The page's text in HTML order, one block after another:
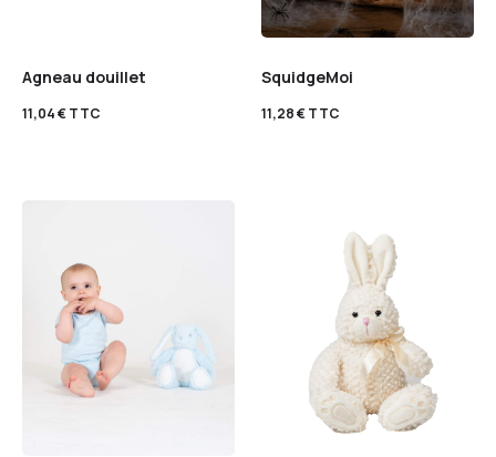
Agneau douillet
11,04€TTC
SquidgeMoi
11,28€TTC